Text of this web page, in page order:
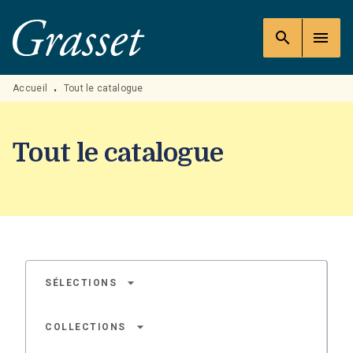
MENU RECHERCHE
PIED DE PAGE
search menu
Accueil • Tout le catalogue
Tout le catalogue
SÉLECTIONS arrow_drop_down
COLLECTIONS arrow_drop_down